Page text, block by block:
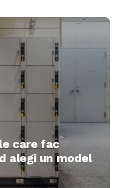
care fac
alegi un model